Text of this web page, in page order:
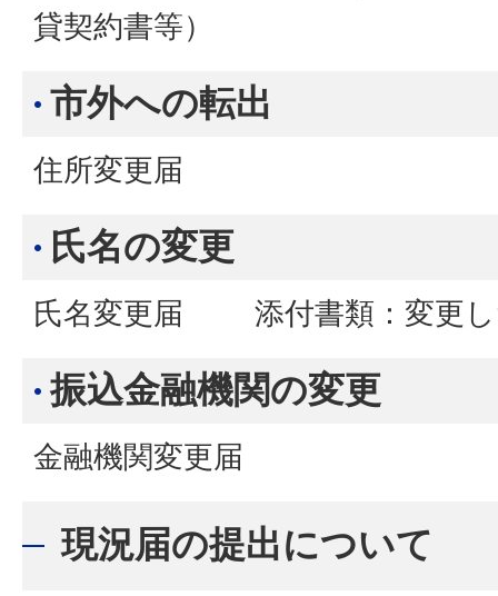
貸契約書等）
市外への転出
住所変更届
氏名の変更
氏名変更届 添付書類：変更し
振込金融機関の変更
金融機関変更届
現況届の提出について